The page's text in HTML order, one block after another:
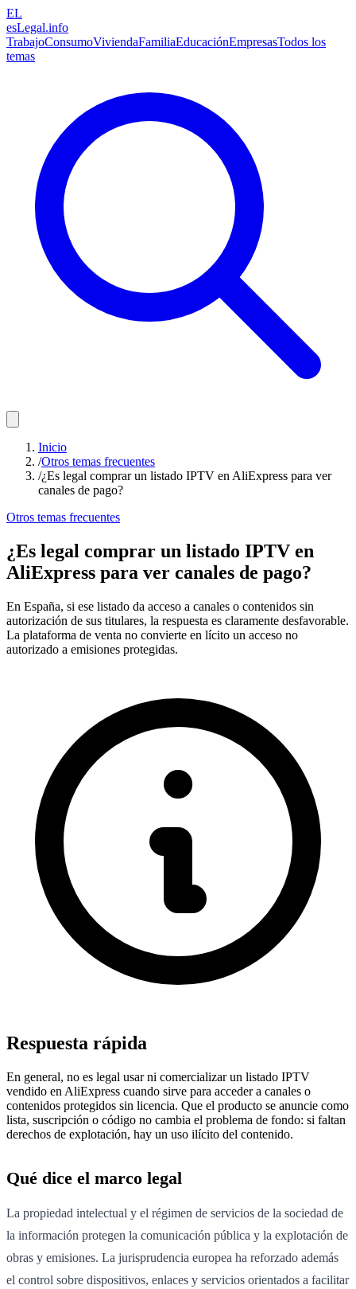
EL
esLegal.info
TrabajoConsumoViviendaFamiliaEducaciónEmpresasTodos los
temas
Inicio
/Otros temas frecuentes
/¿Es legal comprar un listado IPTV en AliExpress para ver
canales de pago?
Otros temas frecuentes
¿Es legal comprar un listado IPTV en
AliExpress para ver canales de pago?
En España, si ese listado da acceso a canales o contenidos sin
autorización de sus titulares, la respuesta es claramente desfavorable.
La plataforma de venta no convierte en lícito un acceso no
autorizado a emisiones protegidas.
Respuesta rápida
En general, no es legal usar ni comercializar un listado IPTV
vendido en AliExpress cuando sirve para acceder a canales o
contenidos protegidos sin licencia. Que el producto se anuncie como
lista, suscripción o código no cambia el problema de fondo: si faltan
derechos de explotación, hay un uso ilícito del contenido.
Qué dice el marco legal
La propiedad intelectual y el régimen de servicios de la sociedad de
la información protegen la comunicación pública y la explotación de
obras y emisiones. La jurisprudencia europea ha reforzado además
el control sobre dispositivos, enlaces y servicios orientados a facilitar